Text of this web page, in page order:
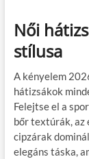
Női
stílusa
A kényelem
hátizsákok
Felejtse el a
bőr textúrák, az
cipzárak
elegáns táska,